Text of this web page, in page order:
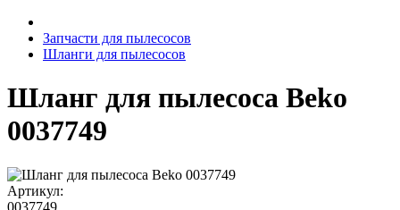
Запчасти для пылесосов
Шланги для пылесосов
Шланг для пылесоса Beko
0037749
Артикул:
0037749